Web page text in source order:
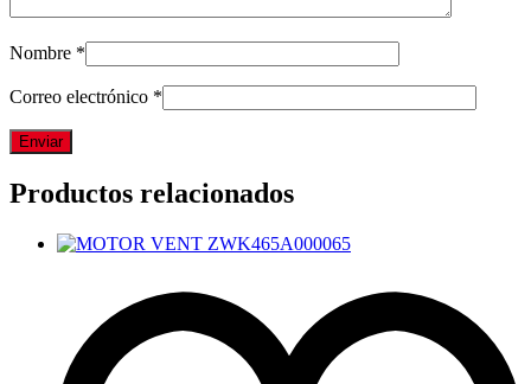
Nombre *
Correo electrónico *
Productos relacionados